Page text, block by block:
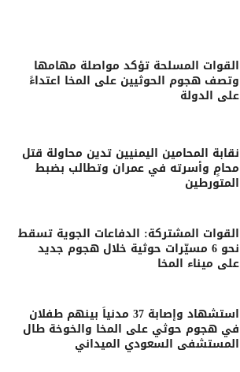
القوات المسلحة تؤكد مواصلة مهامها
وتصف هجوم الحوثيين على المخا اعتداءً
على الدولة
نقابة المحامين اليمنيين تدين محاولة قتل
محامٍ وأسرته في عمران وتطالب بضبط
المتورطين
القوات المشتركة: الدفاعات الجوية تسقط
نحو 6 مسيّرات حوثية خلال هجوم جديد
على ميناء المخا
استشهاد وإصابة 37 مدنياً بينهم طفلان
في هجوم حوثي على المخا والخوخة طال
المستشفى السعودي الميداني